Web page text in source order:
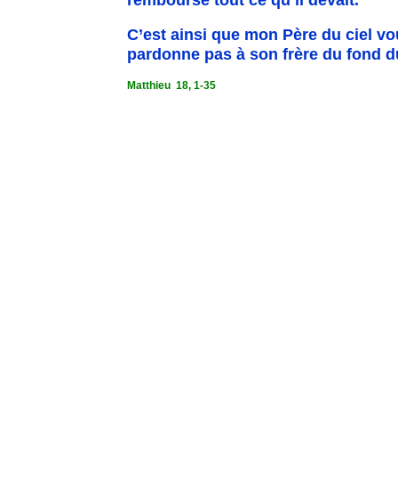
C’est ainsi que mon Père du ciel
pardonne pas à son frère du fond
Matthieu 18, 1-35